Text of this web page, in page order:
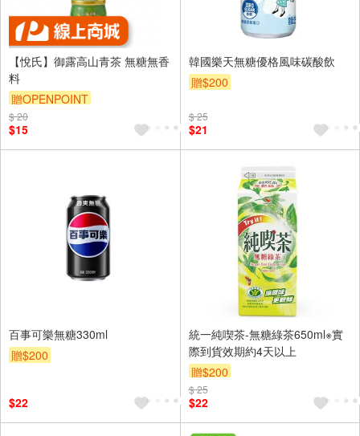
【悅氏】御露高山青茶 無糖無香
料
贈OPENPOINT
$ 20
$15
韓國樂天無糖優格風味碳酸飲
贈$200
$ 25
$21
百事可樂無糖330ml
贈$200
$22
統一純喫茶-無糖綠茶650ml※實
際到貨效期約4天以上
贈$200
$ 25
$22